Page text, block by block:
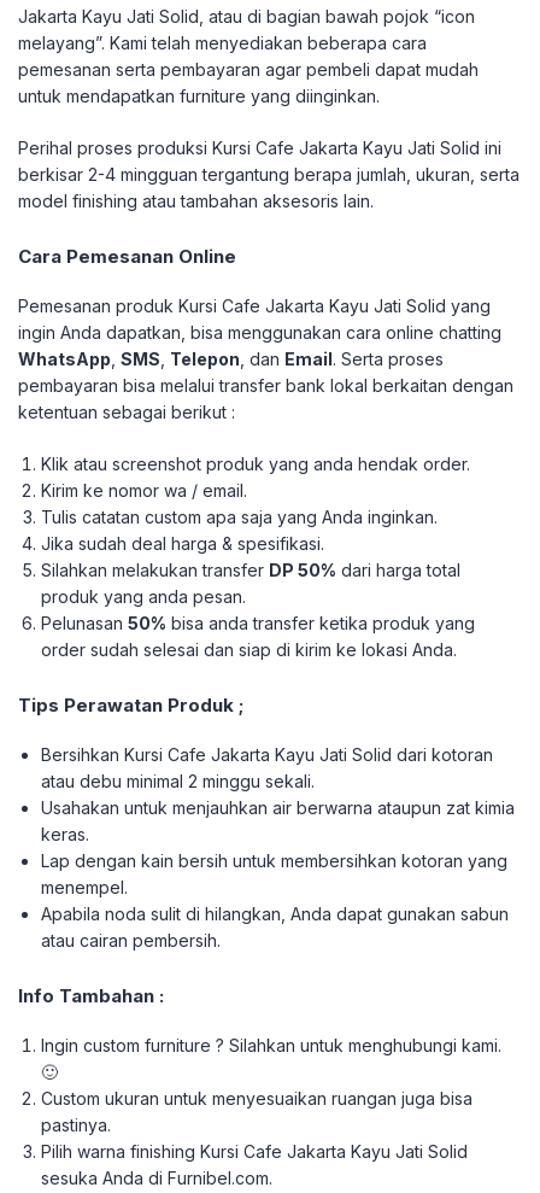
Jakarta Kayu Jati Solid, atau di bagian bawah pojok “icon
melayang”. Kami telah menyediakan beberapa cara
pemesanan serta pembayaran agar pembeli dapat mudah
untuk mendapatkan furniture yang diinginkan.
Perihal proses produksi Kursi Cafe Jakarta Kayu Jati Solid ini
berkisar 2-4 mingguan tergantung berapa jumlah, ukuran, serta
model finishing atau tambahan aksesoris lain.
Cara Pemesanan Online
Pemesanan produk Kursi Cafe Jakarta Kayu Jati Solid yang
ingin Anda dapatkan, bisa menggunakan cara online chatting
WhatsApp SMS Telepon , dan Email. Serta proses
pembayaran bisa melalui transfer bank lokal berkaitan dengan
ketentuan sebagai berikut :
Klik atau screenshot produk yang anda hendak order.
Kirim ke nomor wa / email.
Tulis catatan custom apa saja yang Anda inginkan.
Jika sudah deal harga & spesifikasi.
Silahkan melakukan transfer DP 50% dari harga total
produk yang anda pesan.
Pelunasan50% bisa anda transfer ketika produk yang
order sudah selesai dan siap di kirim ke lokasi Anda.
Tips Perawatan Produk ;
Bersihkan Kursi Cafe Jakarta Kayu Jati Solid dari kotoran
atau debu minimal 2 minggu sekali.
Usahakan untuk menjauhkan air berwarna ataupun zat kimia
keras.
Lap dengan kain bersih untuk membersihkan kotoran yang
menempel.
Apabila noda sulit di hilangkan, Anda dapat gunakan sabun
atau cairan pembersih.
Info Tambahan :
Ingin custom furniture ? Silahkan untuk menghubungi kami.
🙂
Custom ukuran untuk menyesuaikan ruangan juga bisa
pastinya.
Pilih warna finishing Kursi Cafe Jakarta Kayu Jati Solid
sesuka Anda di Furnibel.com.